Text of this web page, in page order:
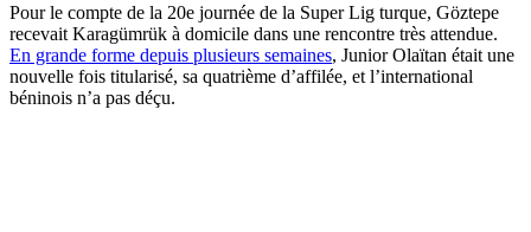
Pour le compte de la 20e journée de la Super Lig turque, Göztepe
recevait Karagümrük à domicile dans une rencontre très attendue.
En grande forme depuis plusieurs semaines, Junior Olaïtan était une
nouvelle fois titularisé, sa quatrième d’affilée, et l’international
béninois n’a pas déçu.